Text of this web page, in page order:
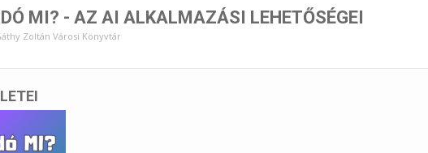
MI? - AZ AI ALKALMAZÁSI LEHETŐSÉGEI
Zoltán Városi Könyvtár